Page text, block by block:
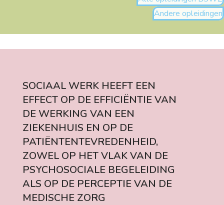
Andere opleidingen
SOCIAAL WERK HEEFT EEN
EFFECT OP DE EFFICIËNTIE VAN
DE WERKING VAN EEN
ZIEKENHUIS EN OP DE
PATIËNTENTEVREDENHEID,
ZOWEL OP HET VLAK VAN DE
PSYCHOSOCIALE BEGELEIDING
ALS OP DE PERCEPTIE VAN DE
MEDISCHE ZORG